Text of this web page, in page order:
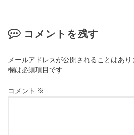
コメントを残す
メールアドレスが公開されることはあり
欄は必須項目です
コメント ※